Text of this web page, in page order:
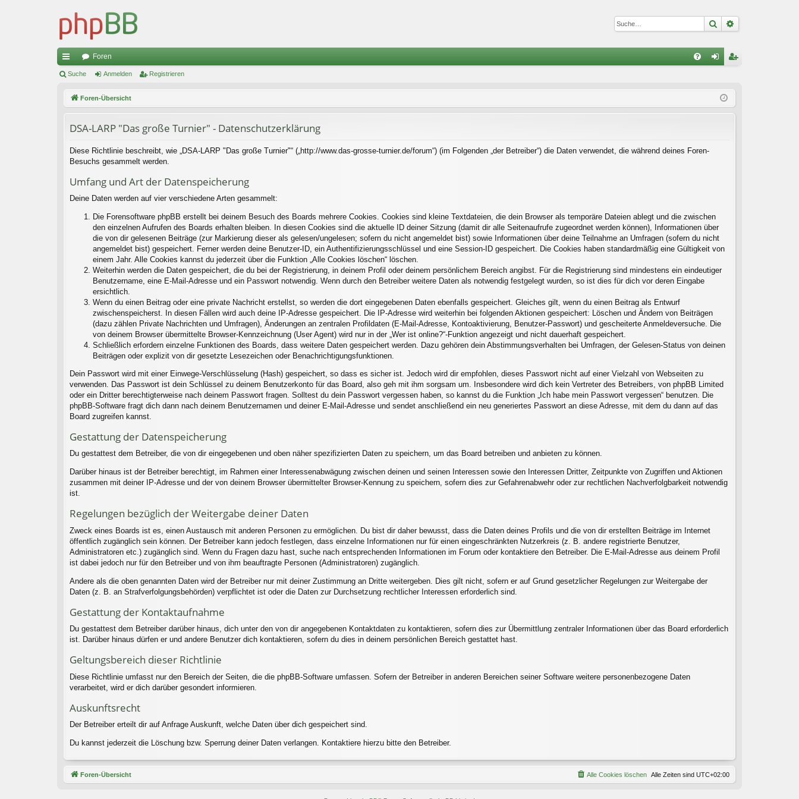
Suche
ch
Foren
ist
Suche Anmelden Registrieren
Foren-Übersicht
DSA-LARP "Das große Turnier" - Datenschutzerklärung
Diese Richtlinie beschreibt, wie „DSA-LARP "Das große Turnier"“ („http://www.das-grosse-turnier.de/forum“) (im Folgenden „der Betreiber“) die Daten verwendet, die während deines Foren-
Besuchs gesammelt werden.
Umfang und Art der Datenspeicherung
Deine Daten werden auf vier verschiedene Arten gesammelt:
Die Forensoftware phpBB erstellt bei deinem Besuch des Boards mehrere Cookies. Cookies sind kleine Textdateien, die dein Browser als temporäre Dateien ablegt und die zwischen
den einzelnen Aufrufen des Boards erhalten bleiben. In diesen Cookies sind die aktuelle ID deiner Sitzung (damit dir alle Seitenaufrufe zugeordnet werden können), Informationen über
die von dir gelesenen Beiträge (zur Markierung dieser als gelesen/ungelesen; sofern du nicht angemeldet bist) sowie Informationen über deine Teilnahme an Umfragen (sofern du nicht
angemeldet bist) gespeichert. Ferner werden deine Benutzer-ID, ein Authentifizierungsschlüssel und eine Session-ID gespeichert. Die Cookies haben standardmäßig eine Gültigkeit von
einem Jahr. Alle Cookies kannst du jederzeit über die Funktion „Alle Cookies löschen“ löschen.
Weiterhin werden die Daten gespeichert, die du bei der Registrierung, in deinem Profil oder deinem persönlichem Bereich angibst. Für die Registrierung sind mindestens ein eindeutiger
Benutzername, eine E-Mail-Adresse und ein Passwort notwendig. Wenn durch den Betreiber weitere Daten als notwendig festgelegt wurden, so ist dies für dich vor deren Eingabe
ersichtlich.
Wenn du einen Beitrag oder eine private Nachricht erstellst, so werden die dort eingegebenen Daten ebenfalls gespeichert. Gleiches gilt, wenn du einen Beitrag als Entwurf
zwischenspeicherst. In diesen Fällen wird auch deine IP-Adresse gespeichert. Die IP-Adresse wird weiterhin bei folgenden Aktionen gespeichert: Löschen und Ändern von Beiträgen
(dazu zählen Private Nachrichten und Umfragen), Änderungen an zentralen Profildaten (E-Mail-Adresse, Kontoaktivierung, Benutzer-Passwort) und gescheiterte Anmeldeversuche. Die
von deinem Browser übermittelte Browser-Kennzeichnung (User Agent) wird nur in der „Wer ist online?“-Funktion angezeigt und nicht dauerhaft gespeichert.
Schließlich erfordern einzelne Funktionen des Boards, dass weitere Daten gespeichert werden. Dazu gehören dein Abstimmungsverhalten bei Umfragen, der Gelesen-Status von deinen
Beiträgen oder explizit von dir gesetzte Lesezeichen oder Benachrichtigungsfunktionen.
Dein Passwort wird mit einer Einwege-Verschlüsselung (Hash) gespeichert, so dass es sicher ist. Jedoch wird dir empfohlen, dieses Passwort nicht auf einer Vielzahl von Webseiten zu
verwenden. Das Passwort ist dein Schlüssel zu deinem Benutzerkonto für das Board, also geh mit ihm sorgsam um. Insbesondere wird dich kein Vertreter des Betreibers, von phpBB Limited
oder ein Dritter berechtigterweise nach deinem Passwort fragen. Solltest du dein Passwort vergessen haben, so kannst du die Funktion „Ich habe mein Passwort vergessen“ benutzen. Die
phpBB-Software fragt dich dann nach deinem Benutzernamen und deiner E-Mail-Adresse und sendet anschließend ein neu generiertes Passwort an diese Adresse, mit dem du dann auf das
Board zugreifen kannst.
Gestattung der Datenspeicherung
Du gestattest dem Betreiber, die von dir eingegebenen und oben näher spezifizierten Daten zu speichern, um das Board betreiben und anbieten zu können.
Darüber hinaus ist der Betreiber berechtigt, im Rahmen einer Interessenabwägung zwischen deinen und seinen Interessen sowie den Interessen Dritter, Zeitpunkte von Zugriffen und Aktionen
zusammen mit deiner IP-Adresse und der von deinem Browser übermittelter Browser-Kennung zu speichern, sofern dies zur Gefahrenabwehr oder zur rechtlichen Nachverfolgbarkeit notwendig
ist.
Regelungen bezüglich der Weitergabe deiner Daten
Zweck eines Boards ist es, einen Austausch mit anderen Personen zu ermöglichen. Du bist dir daher bewusst, dass die Daten deines Profils und die von dir erstellten Beiträge im Internet
öffentlich zugänglich sein können. Der Betreiber kann jedoch festlegen, dass einzelne Informationen nur für einen eingeschränkten Nutzerkreis (z. B. andere registrierte Benutzer,
Administratoren etc.) zugänglich sind. Wenn du Fragen dazu hast, suche nach entsprechenden Informationen im Forum oder kontaktiere den Betreiber. Die E-Mail-Adresse aus deinem Profil
ist dabei jedoch nur für den Betreiber und von ihm beauftragte Personen (Administratoren) zugänglich.
Andere als die oben genannten Daten wird der Betreiber nur mit deiner Zustimmung an Dritte weitergeben. Dies gilt nicht, sofern er auf Grund gesetzlicher Regelungen zur Weitergabe der
Daten (z. B. an Strafverfolgungsbehörden) verpflichtet ist oder die Daten zur Durchsetzung rechtlicher Interessen erforderlich sind.
Gestattung der Kontaktaufnahme
Du gestattest dem Betreiber darüber hinaus, dich unter den von dir angegebenen Kontaktdaten zu kontaktieren, sofern dies zur Übermittlung zentraler Informationen über das Board erforderlich
ist. Darüber hinaus dürfen er und andere Benutzer dich kontaktieren, sofern du dies in deinem persönlichen Bereich gestattet hast.
Geltungsbereich dieser Richtlinie
Diese Richtlinie umfasst nur den Bereich der Seiten, die die phpBB-Software umfassen. Sofern der Betreiber in anderen Bereichen seiner Software weitere personenbezogene Daten
verarbeitet, wird er dich darüber gesondert informieren.
Auskunftsrecht
Der Betreiber erteilt dir auf Anfrage Auskunft, welche Daten über dich gespeichert sind.
Du kannst jederzeit die Löschung bzw. Sperrung deiner Daten verlangen. Kontaktiere hierzu bitte den Betreiber.
Foren-Übersicht Alle Zeiten sind UTC+02:00
Alle Cookies löschen